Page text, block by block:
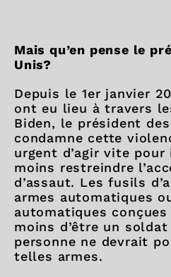
Mais qu’en pense le
Unis?
Depuis le 1er janvier
ont eu lieu à travers
Biden, le président
condamne cette
urgent d’agir vite
moins restreindre
d’assaut. Les fusils
armes automatiques
automatiques conçues
moins d’être un
personne ne devrait
telles armes.